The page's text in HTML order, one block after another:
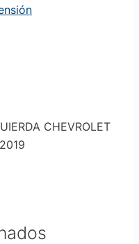
CHEVROLET